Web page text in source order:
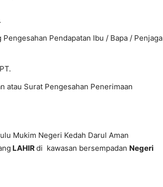
Pendapatan Ibu / Bapa / Penjaga
atau Surat Pengesahan Penerimaan
Mukim Negeri Kedah Darul Aman
LAHIRdi kawasan bersempadan Negeri